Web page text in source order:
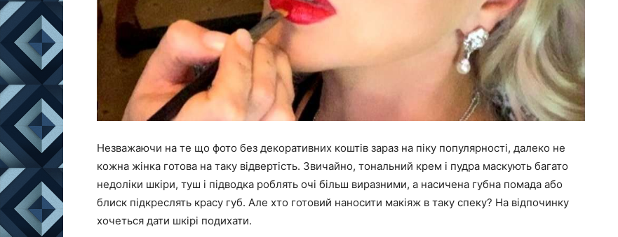
Незважаючи на те що фото без декоративних коштів зараз на піку популярності, далеко не
кожна жінка готова на таку відвертість. Звичайно, тональний крем і пудра маскують багато
недоліки шкіри, туш і підводка роблять очі більш виразними, а насичена губна помада або
блиск підкреслять красу губ. Але хто готовий наносити макіяж в таку спеку? На відпочинку
хочеться дати шкірі подихати.